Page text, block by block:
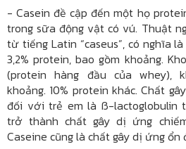
-Casein đề cập đến một họ
trong sữa động vật có vú. Thuật
từ tiếng Latin “caseus”, có nghĩa
3,2% protein, bao gồm khoảng.
(protein hàng đầu của whey),
khoảng. 10% protein khác. Chất
đối với trẻ em là ß-lactoglobulin
trở thành chất gây dị ứng
Caseine cũng là chất gây dị ứng ổn